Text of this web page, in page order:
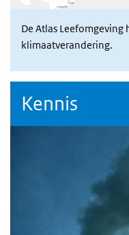
De Atlas
klimaatverandering.
Kennis